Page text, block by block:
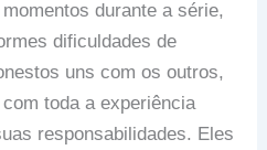
durante a série,
dificuldades de
uns com os outros,
toda a experiência
responsabilidades. Eles